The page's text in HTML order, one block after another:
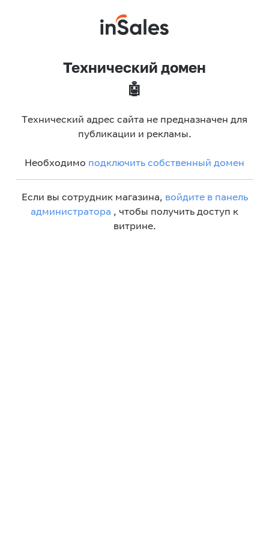
Технический домен
🤖
Технический адрес сайта не предназначен для
публикации и рекламы.
Необходимо подключить собственный домен
Если вы сотрудник магазина, войдите в панель
администратора , чтобы получить доступ к
витрине.